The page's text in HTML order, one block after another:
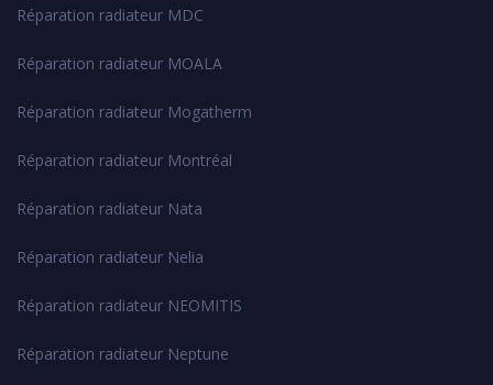
Réparation radiateur MDC
Réparation radiateur MOALA
Réparation radiateur Mogatherm
Réparation radiateur Montréal
Réparation radiateur Nata
Réparation radiateur Nelia
Réparation radiateur NEOMITIS
Réparation radiateur Neptune